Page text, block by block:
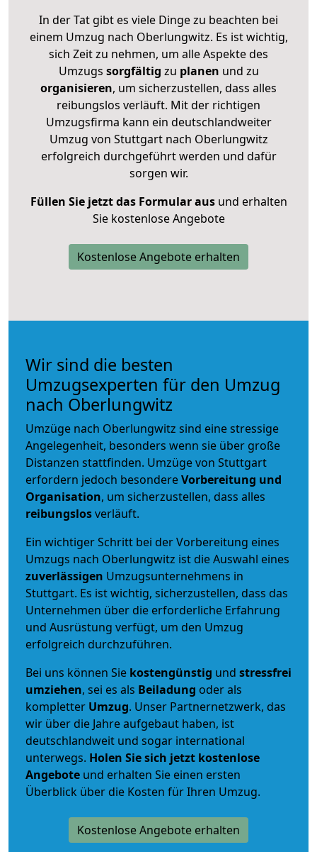
In der Tat gibt es viele Dinge zu beachten bei
einem Umzug nach Oberlungwitz. Es ist wichtig,
sich Zeit zu nehmen, um alle Aspekte des
Umzugs sorgfältig zu planen und zu
organisieren, um sicherzustellen, dass alles
reibungslos verläuft. Mit der richtigen
Umzugsfirma kann ein deutschlandweiter
Umzug von Stuttgart nach Oberlungwitz
erfolgreich durchgeführt werden und dafür
sorgen wir.
Füllen Sie jetzt das Formular ausund erhalten
Sie kostenlose Angebote
Kostenlose Angebote erhalten
Wir sind die besten
Umzugsexperten für den Umzug
nach Oberlungwitz
Umzüge nach Oberlungwitz sind eine stressige
Angelegenheit, besonders wenn sie über große
Distanzen stattfinden. Umzüge von Stuttgart
erfordern jedoch besondereVorbereitung und
Organisation, um sicherzustellen, dass alles
reibungslosverläuft.
Ein wichtiger Schritt bei der Vorbereitung eines
Umzugs nach Oberlungwitz ist die Auswahl eines
zuverlässigen Umzugsunternehmens in
Stuttgart. Es ist wichtig, sicherzustellen, dass das
Unternehmen über die erforderliche Erfahrung
und Ausrüstung verfügt, um den Umzug
erfolgreich durchzuführen.
Bei uns können Sie kostengünstig und stressfrei
umziehen, sei es als Beiladung oder als
kompletter Umzug. Unser Partnernetzwerk, das
wir über die Jahre aufgebaut haben, ist
deutschlandweit und sogar international
unterwegs. Holen Sie sich jetzt kostenlose
Angebote und erhalten Sie einen ersten
Überblick über die Kosten für Ihren Umzug.
Kostenlose Angebote erhalten